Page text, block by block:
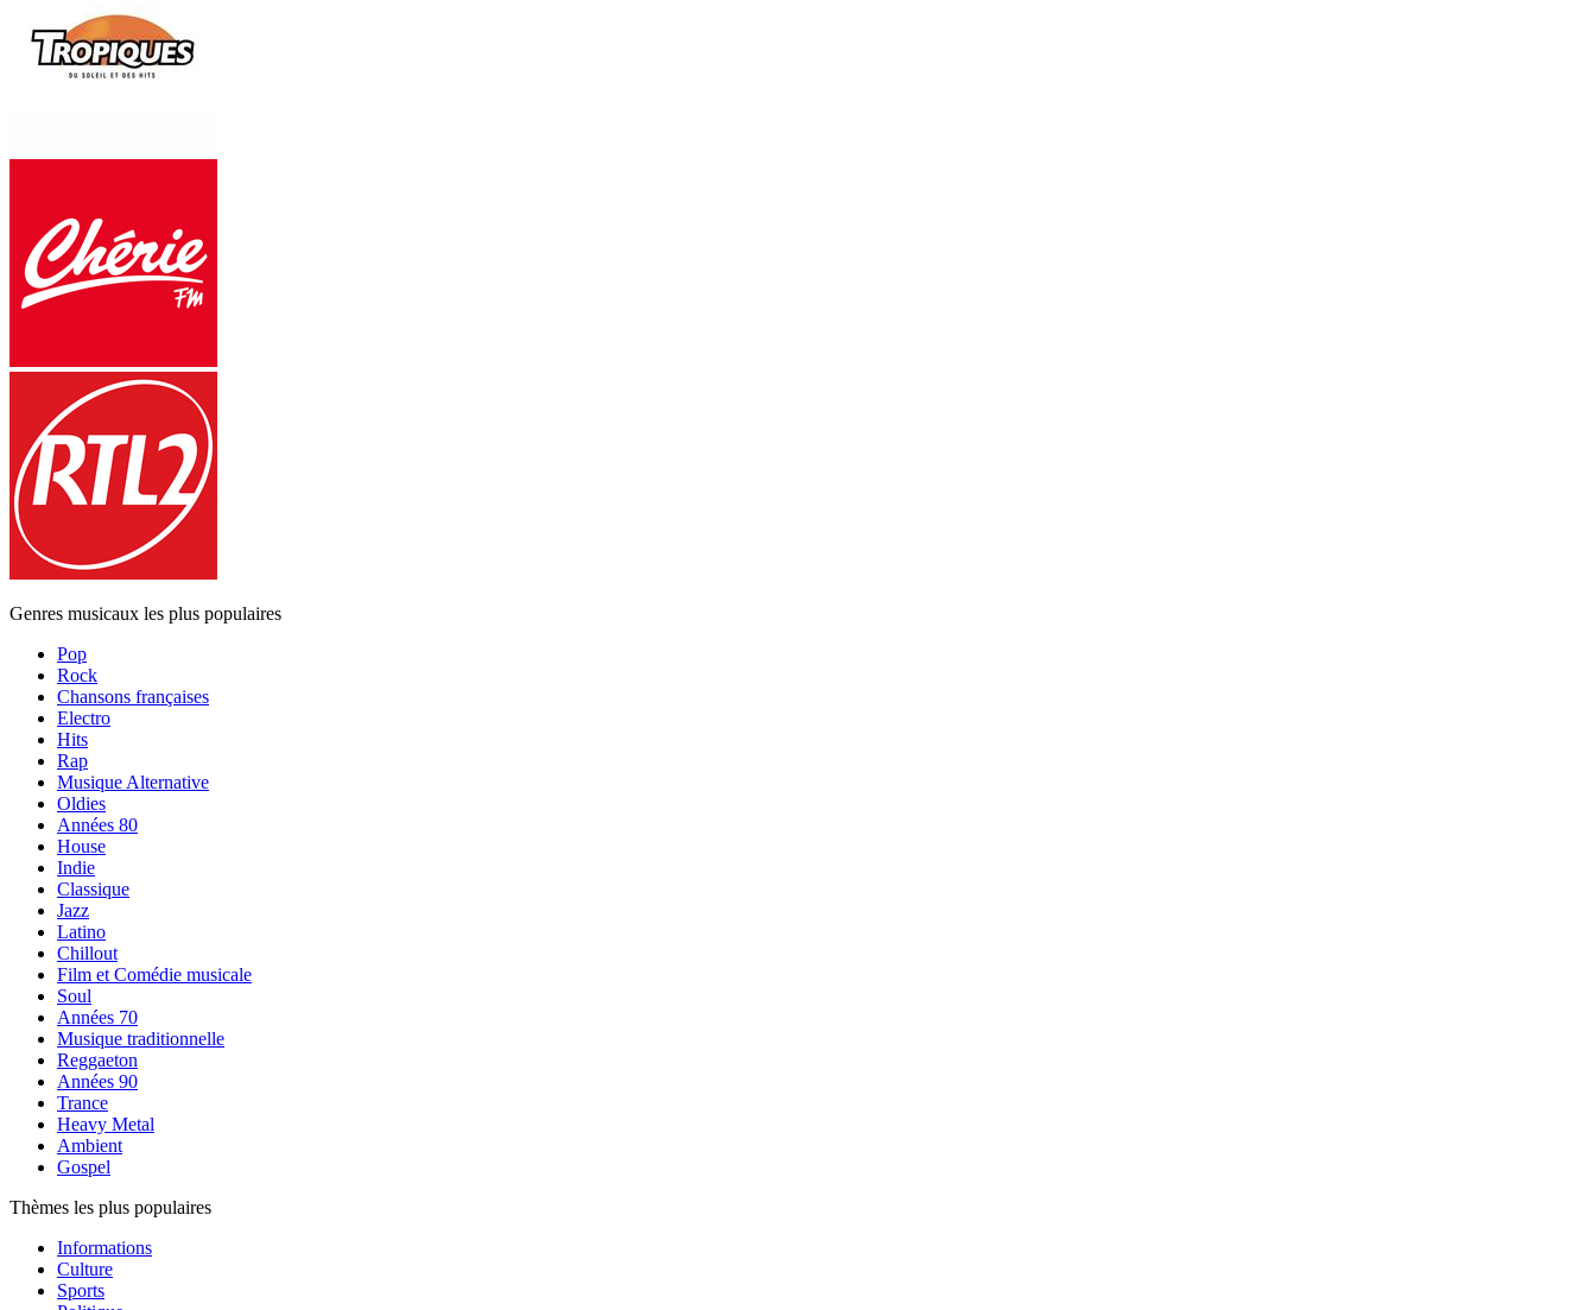
Genres musicaux les plus populaires
Pop
Rock
Chansons françaises
Electro
Hits
Rap
Musique Alternative
Oldies
Années 80
House
Indie
Classique
Jazz
Latino
Chillout
Film et Comédie musicale
Soul
Années 70
Musique traditionnelle
Reggaeton
Années 90
Trance
Heavy Metal
Ambient
Gospel
Thèmes les plus populaires
Informations
Culture
Sports